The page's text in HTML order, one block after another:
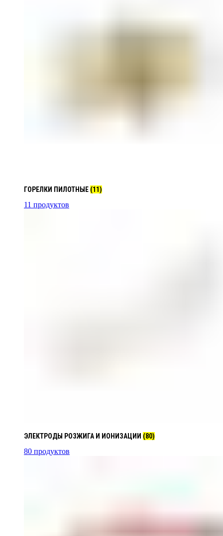
ГОРЕЛКИ ПИЛОТНЫЕ (11)
11 продуктов
ЭЛЕКТРОДЫ РОЗЖИГА И ИОНИЗАЦИИ (80)
80 продуктов